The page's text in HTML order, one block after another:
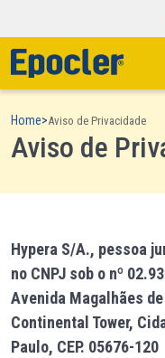
Home>Aviso de Privacidade
Aviso de
Hypera S/A., pessoa
no CNPJ sob o nº
Avenida Magalhães
Continental Tower,
Paulo, CEP. 05676-120